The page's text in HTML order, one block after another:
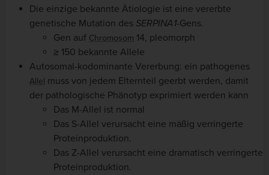
Die einzige bekannte Ätiologie ist eine vererbte
genetische Mutation des SERPINA1-Gens.
Gen auf Chromosom 14, pleomorph
≥ 150 bekannte Allele
Autosomal-kodominante Vererbung: ein pathogenes
Allel muss von jedem Elternteil geerbt werden, damit
der pathologische Phänotyp exprimiert werden kann
Das M-Allel ist normal
Das S-Allel verursacht eine mäßig verringerte
Proteinproduktion.
Das Z-Allel verursacht eine dramatisch verringerte
Proteinproduktion.